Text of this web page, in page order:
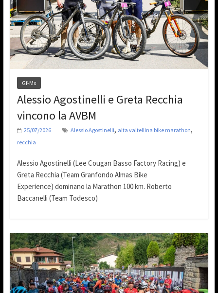
Gf-Mx
Alessio Agostinelli e Greta Recchia
vincono la AVBM
25/07/2026 Alessio Agostinelli, alta valtellina bike marathon,
recchia
Alessio Agostinelli (Lee Cougan Basso Factory Racing) e
Greta Recchia (Team Granfondo Almas Bike
Experience) dominano la Marathon 100 km. Roberto
Baccanelli (Team Todesco)